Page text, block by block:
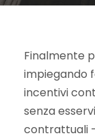
Finalmente
impiegando
incentivi
senza
contrattuali